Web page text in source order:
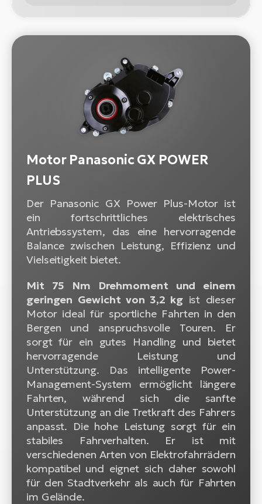
Motor Panasonic GX POWER
PLUS
Der Panasonic GX Power Plus-Motor ist
ein fortschrittliches elektrisches
Antriebssystem, das eine hervorragende
Balance zwischen Leistung, Effizienz und
Vielseitigkeit bietet.
Mit 75 Nm Drehmoment und einem
geringen Gewicht von 3,2 kg ist dieser
Motor ideal für sportliche Fahrten in den
Bergen und anspruchsvolle Touren. Er
sorgt für ein gutes Handling und bietet
hervorragende Leistung und
Unterstützung. Das intelligente Power-
Management-System ermöglicht längere
Fahrten, während sich die sanfte
Unterstützung an die Tretkraft des Fahrers
anpasst. Die hohe Leistung sorgt für ein
stabiles Fahrverhalten. Er ist mit
verschiedenen Arten von Elektrofahrrädern
kompatibel und eignet sich daher sowohl
für den Stadtverkehr als auch für Fahrten
im Gelände.